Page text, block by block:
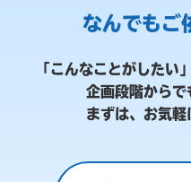
なんでもご
「こんなことがしたい
企画段階からで
まずは、お気軽